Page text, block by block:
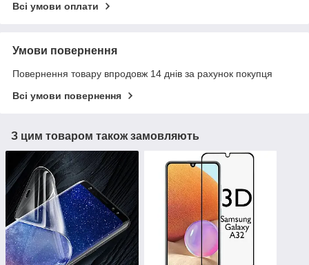
Всі умови оплати
Умови повернення
Повернення товару впродовж 14 днів за рахунок покупця
Всі умови повернення
З цим товаром також замовляють